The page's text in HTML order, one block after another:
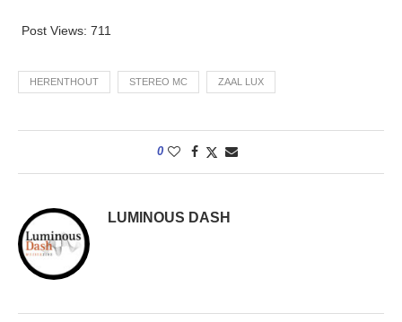
Post Views: 711
HERENTHOUT STEREO MC ZAAL LUX
0
LUMINOUS DASH